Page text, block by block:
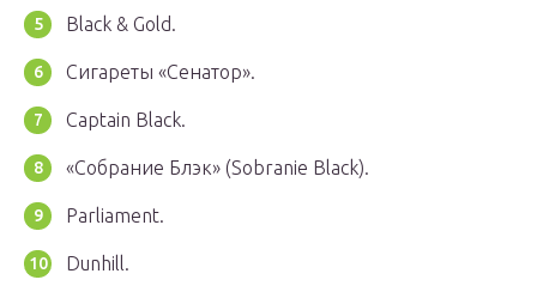
Black & Gold.
Сигареты «Сенатор».
Captain Black.
«Собрание Блэк» (Sobranie Black).
Parliament.
Dunhill.